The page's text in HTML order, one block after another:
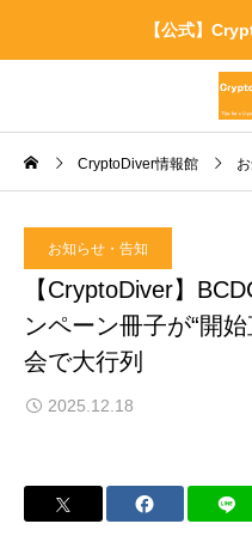
【公式】
CryptoDiver情報館
お知らせ・告知
【CryptoDiver】
ンペーン冊子が“開
会で大行列
2025.12.18